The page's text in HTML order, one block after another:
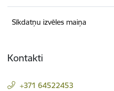
Sīkdatņu izvēles maiņa
Kontakti
+371 64522453